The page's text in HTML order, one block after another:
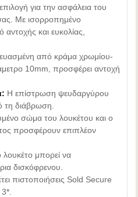
επιλογή για την ασφάλεια του
Με ισορροπημένο
και ευκολίας,
από κράμα χρωμίου-
10mm, προσφέρει αντοχή
Η επίστρωση ψευδαργύρου
τη διάβρωση.
σώμα του λουκέτου και ο
προσφέρουν επιπλέον
λουκέτο μπορεί να
δισκόφρενου.
πιστοποιήσεις Sold Secure